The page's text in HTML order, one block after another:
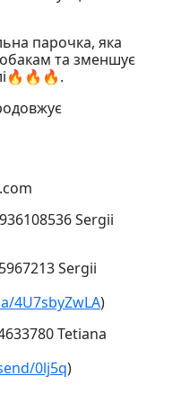
парочка, яка
та зменшує
Sergii
Sergii
4U7sbyZwLA)
Tetiana
0lj5q)